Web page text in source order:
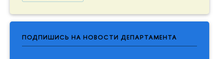
ПОДПИШИСЬ НА НОВОСТИ ДЕПАРТАМЕНТА